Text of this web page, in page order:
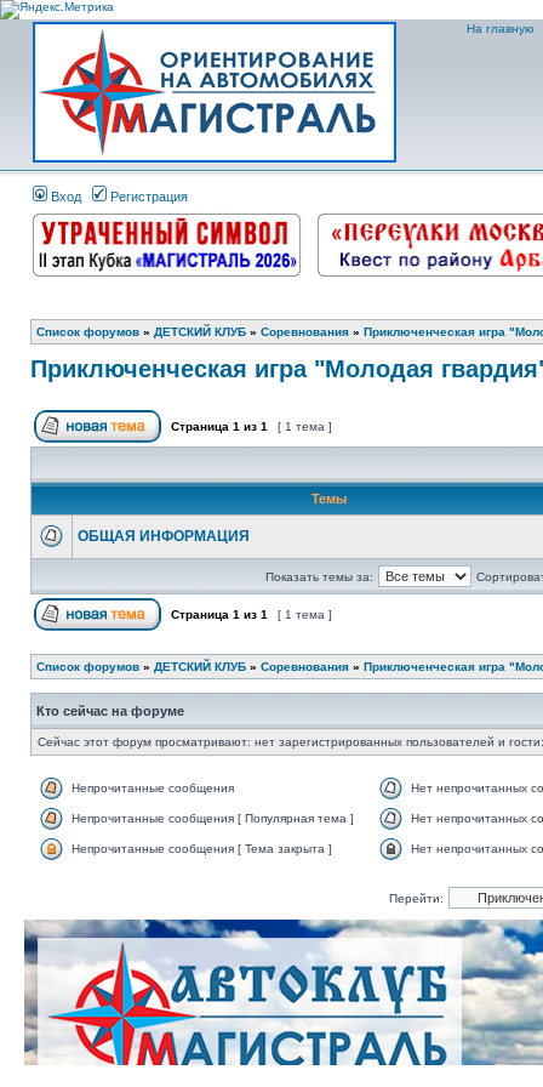
На главную
Вход Регистрация
Список форумов » ДЕТСКИЙ КЛУБ » Соревнования » Приключенческая игра
Приключенческая игра "Молодая
Страница 1 из 1 [ 1 тема ]
Темы
ОБЩАЯ ИНФОРМАЦИЯ
Показать темы за:
Страница 1 из 1 [ 1 тема ]
Список форумов » ДЕТСКИЙ КЛУБ » Соревнования » Приключенческая игра
Кто сейчас на форуме
Сейчас этот форум просматривают: нет зарегистрированных пользователей и
Непрочитанные сообщения Нет непрочитанных
Непрочитанные сообщения [ Популярная тема ] Нет непрочитанных
Непрочитанные сообщения [ Тема закрыта ] Нет непрочитанных
Перейти: